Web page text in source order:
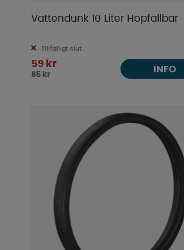
Vattendunk 10 Liter Hopfällbar
Tillfälligt slut
59 kr
85 kr
INFO